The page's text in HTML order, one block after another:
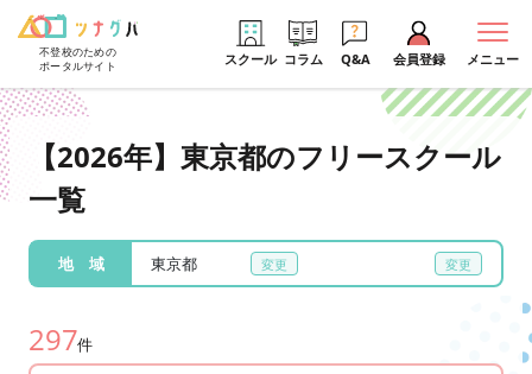
不登校のための
ポータルサイト
スクール コラム Q&A 会員登録 メニュー
【2026年】東京都のフリースクール
一覧
地 域 東京都
297件